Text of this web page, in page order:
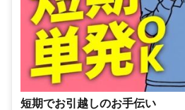
短期でお引越しのお手伝い